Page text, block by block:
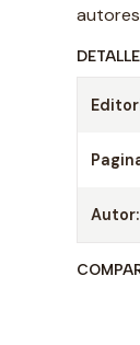
Autor: